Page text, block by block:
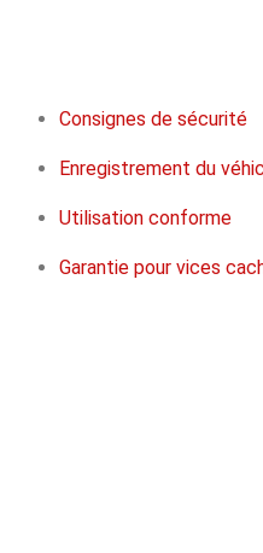
Consignes de sécurité
Enregistrement du
Utilisation conforme
Garantie pour vices